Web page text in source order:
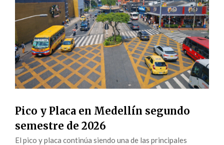
Pico y Placa en Medellín segundo
semestre de 2026
El pico y placa continúa siendo una de las principales